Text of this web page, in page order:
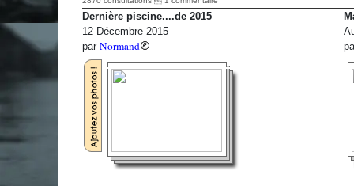
Dernière piscine....de 2015
12 Décembre 2015
par Normand